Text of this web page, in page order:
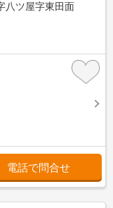
八ツ屋字東田面
電話で問合せ